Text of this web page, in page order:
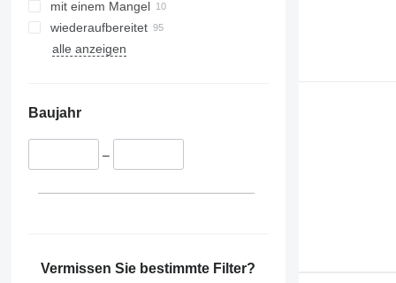
mit einem Mangel
wiederaufbereitet
alle anzeigen
Baujahr
–
Vermissen Sie bestimmte Filter?